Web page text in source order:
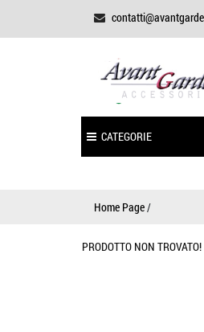
CATEGORIE
Home Page/
PRODOTTO NON TROVATO!